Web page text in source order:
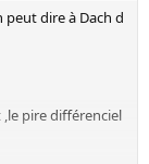
peut dire à Dach d
pire différenciel